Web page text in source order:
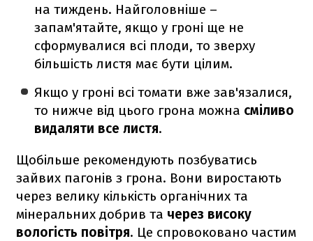
на тиждень. Найголовніше –
запам'ятайте, якщо у гроні ще не
сформувалися всі плоди, то зверху
більшість листя має бути цілим.
Якщо у гроні всі томати вже зав'язалися,
то нижче від цього грона можна сміливо
видаляти все листя.
Щобільше рекомендують позбуватись
зайвих пагонів з грона. Вони виростають
через велику кількість органічних та
мінеральних добрив та через високу
вологість повітря. Це спровоковано частим